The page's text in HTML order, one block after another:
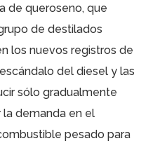
de queroseno, que
de destilados
los nuevos registros de
del diesel y las
sólo gradualmente
demanda en el
pesado para